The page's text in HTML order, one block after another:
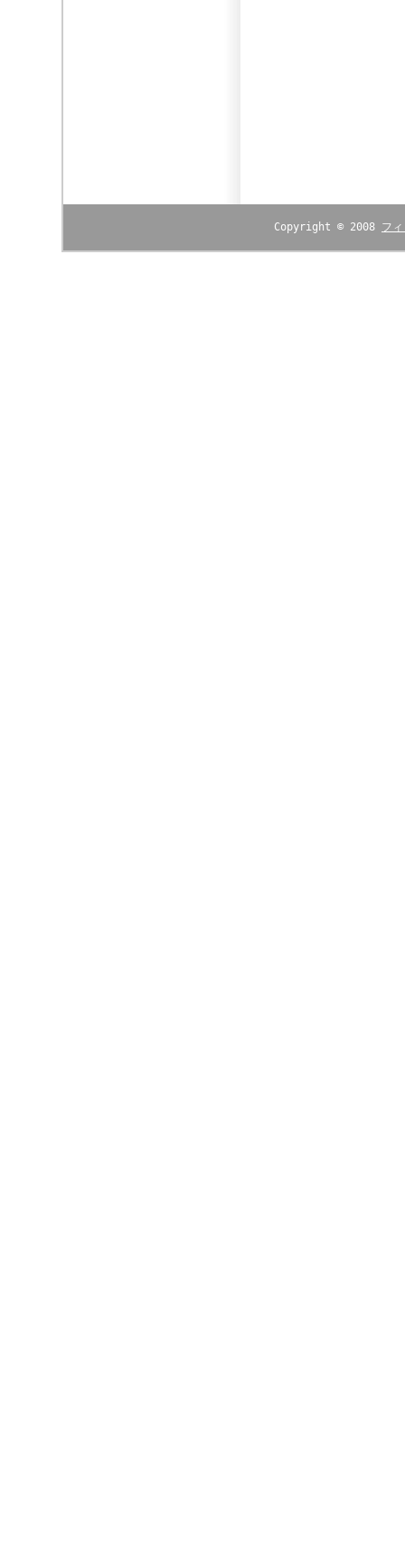
Copyright © 2008 フ